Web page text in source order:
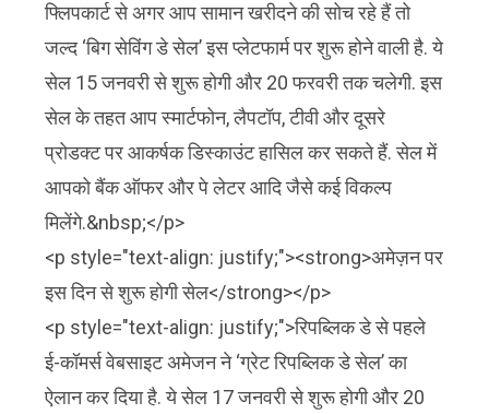
फ्लिपकार्ट से अगर आप सामान खरीदने की सोच रहे हैं तो
जल्द ‘बिग सेविंग डे सेल’ इस प्लेटफार्म पर शुरू होने वाली है. ये
सेल 15 जनवरी से शुरू होगी और 20 फरवरी तक चलेगी. इस
सेल के तहत आप स्मार्टफोन, लैपटॉप, टीवी और दूसरे
प्रोडक्ट पर आकर्षक डिस्काउंट हासिल कर सकते हैं. सेल में
आपको बैंक ऑफर और पे लेटर आदि जैसे कई विकल्प
मिलेंगे.&nbsp;</p>
<p style="text-align: justify;"><strong>अमेज़न पर
इस दिन से शुरू होगी सेल</strong></p>
<p style="text-align: justify;">रिपब्लिक डे से पहले
ई-कॉमर्स वेबसाइट अमेजन ने ‘ग्रेट रिपब्लिक डे सेल’ का
ऐलान कर दिया है. ये सेल 17 जनवरी से शुरू होगी और 20